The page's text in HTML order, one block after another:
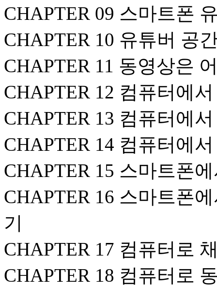
CHAPTER 09 스마트폰
CHAPTER 10 유튜버 공
CHAPTER 11 동영상은
CHAPTER 12 컴퓨터에
CHAPTER 13 컴퓨터에
CHAPTER 14 컴퓨터에
CHAPTER 15 스마트폰
CHAPTER 16 스마트폰
기
CHAPTER 17 컴퓨터로
CHAPTER 18 컴퓨터로